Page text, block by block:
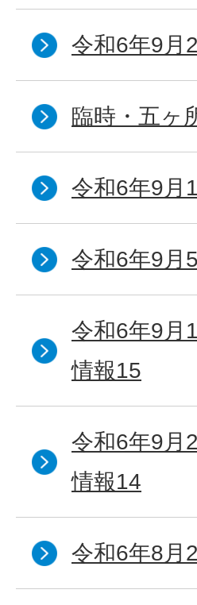
令和6年9月
臨時・五ヶ
令和6年9月
令和6年9月
令和6年9月
情報15
令和6年9月
情報14
令和6年8月